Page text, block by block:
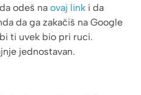
odeš na ovaj link i da
da ga zakačiš na Google
ti uvek bio pri ruci.
jednostavan.